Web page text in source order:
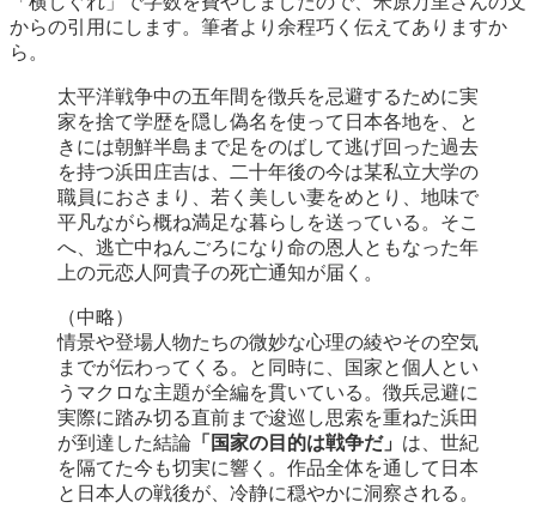
からの引用にします。筆者より余程巧く伝えてありますか
ら。
太平洋戦争中の五年間を徴兵を忌避するために実
家を捨て学歴を隠し偽名を使って日本各地を、と
きには朝鮮半島まで足をのばして逃げ回った過去
を持つ浜田庄吉は、二十年後の今は某私立大学の
職員におさまり、若く美しい妻をめとり、地味で
平凡ながら概ね満足な暮らしを送っている。そこ
へ、逃亡中ねんごろになり命の恩人ともなった年
上の元恋人阿貴子の死亡通知が届く。
（中略）
情景や登場人物たちの微妙な心理の綾やその空気
までが伝わってくる。と同時に、国家と個人とい
うマクロな主題が全編を貫いている。徴兵忌避に
実際に踏み切る直前まで逡巡し思索を重ねた浜田
が到達した結論 「国家の目的は戦争だ」 は、世紀
を隔てた今も切実に響く。作品全体を通して日本
と日本人の戦後が、冷静に穏やかに洞察される。